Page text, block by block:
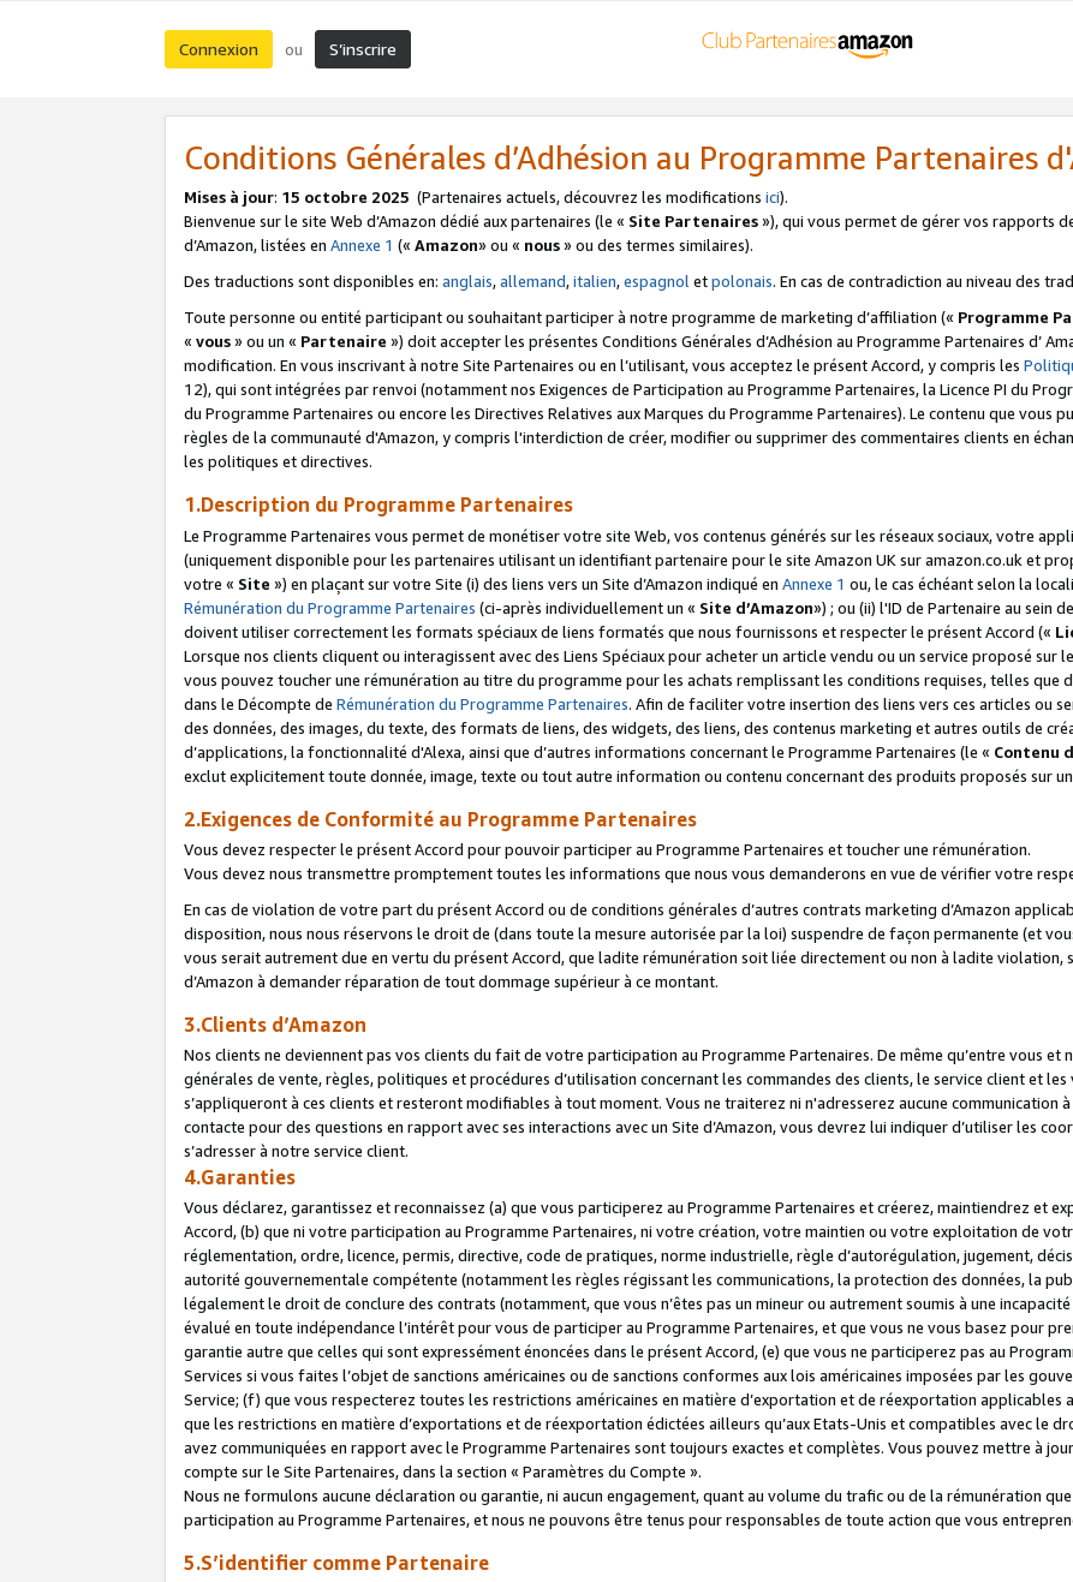
Connexion ou S’inscrire
Conditions Générales d’Adhésion au Programme Partenaires
Mises à jour: 15 octobre 2025 (Partenaires actuels, découvrez les modifications ici).
Bienvenue sur le site Web d’Amazon dédié aux partenaires (le « Site Partenaires»), qui vous permet de gérer vos rapports
d’Amazon, listées en Annexe 1 (« Amazon» ou « nous» ou des termes similaires).
Des traductions sont disponibles en: anglais,allemand,italien,espagnoletpolonais. En cas de contradiction au niveau des
Toute personne ou entité participant ou souhaitant participer à notre programme de marketing d’affiliation (« Programme
« vous» ou un « Partenaire ») doit accepter les présentes Conditions Générales d’Adhésion au Programme Partenaires d’
modification. En vous inscrivant à notre Site Partenaires ou en l’utilisant, vous acceptez le présent Accord, y compris les
12), qui sont intégrées par renvoi (notamment nos Exigences de Participation au Programme Partenaires, la Licence PI du
du Programme Partenaires ou encore les Directives Relatives aux Marques du Programme Partenaires). Le contenu que vous
règles de la communauté d'Amazon, y compris l'interdiction de créer, modifier ou supprimer des commentaires clients en
les politiques et directives.
1.Description du Programme Partenaires
Le Programme Partenaires vous permet de monétiser votre site Web, vos contenus générés sur les réseaux sociaux, votre
(uniquement disponible pour les partenaires utilisant un identifiant partenaire pour le site Amazon UK sur amazon.co.uk et
votre « Site ») en plaçant sur votre Site (i) des liens vers un Site d’Amazon indiqué en Annexe 1 ou, le cas échéant selon la
Rémunération du Programme Partenaires (ci-après individuellement un « Site d’Amazon») ; ou (ii) l'ID de Partenaire au sein
doivent utiliser correctement les formats spéciaux de liens formatés que nous fournissons et respecter le présent Accord («
Lorsque nos clients cliquent ou interagissent avec des Liens Spéciaux pour acheter un article vendu ou un service proposé sur
vous pouvez toucher une rémunération au titre du programme pour les achats remplissant les conditions requises, telles que
dans le Décompte de Rémunération du Programme Partenaires. Afin de faciliter votre insertion des liens vers ces articles ou
des données, des images, du texte, des formats de liens, des widgets, des liens, des contenus marketing et autres outils de
d’applications, la fonctionnalité d'Alexa, ainsi que d’autres informations concernant le Programme Partenaires (le « Contenu
exclut explicitement toute donnée, image, texte ou tout autre information ou contenu concernant des produits proposés sur un
2.Exigences de Conformité au Programme Partenaires
Vous devez respecter le présent Accord pour pouvoir participer au Programme Partenaires et toucher une rémunération.
Vous devez nous transmettre promptement toutes les informations que nous vous demanderons en vue de vérifier votre
En cas de violation de votre part du présent Accord ou de conditions générales d’autres contrats marketing d’Amazon
disposition, nous nous réservons le droit de (dans toute la mesure autorisée par la loi) suspendre de façon permanente (et
vous serait autrement due en vertu du présent Accord, que ladite rémunération soit liée directement ou non à ladite
d’Amazon à demander réparation de tout dommage supérieur à ce montant.
3.Clients d’Amazon
Nos clients ne deviennent pas vos clients du fait de votre participation au Programme Partenaires. De même qu’entre vous
générales de vente, règles, politiques et procédures d’utilisation concernant les commandes des clients, le service client et
s’appliqueront à ces clients et resteront modifiables à tout moment. Vous ne traiterez ni n'adresserez aucune communication à
contacte pour des questions en rapport avec ses interactions avec un Site d’Amazon, vous devrez lui indiquer d’utiliser les
s’adresser à notre service client.
4.Garanties
Vous déclarez, garantissez et reconnaissez (a) que vous participerez au Programme Partenaires et créerez, maintiendrez et
Accord, (b) que ni votre participation au Programme Partenaires, ni votre création, votre maintien ou votre exploitation de
réglementation, ordre, licence, permis, directive, code de pratiques, norme industrielle, règle d’autorégulation, jugement,
autorité gouvernementale compétente (notamment les règles régissant les communications, la protection des données, la
légalement le droit de conclure des contrats (notamment, que vous n’êtes pas un mineur ou autrement soumis à une
évalué en toute indépendance l’intérêt pour vous de participer au Programme Partenaires, et que vous ne vous basez pour
garantie autre que celles qui sont expressément énoncées dans le présent Accord, (e) que vous ne participerez pas au
Services si vous faites l’objet de sanctions américaines ou de sanctions conformes aux lois américaines imposées par les
Service; (f) que vous respecterez toutes les restrictions américaines en matière d’exportation et de réexportation applicables
que les restrictions en matière d’exportations et de réexportation édictées ailleurs qu’aux Etats-Unis et compatibles avec le
avez communiquées en rapport avec le Programme Partenaires sont toujours exactes et complètes. Vous pouvez mettre à
compte sur le Site Partenaires, dans la section « Paramètres du Compte ».
Nous ne formulons aucune déclaration ou garantie, ni aucun engagement, quant au volume du trafic ou de la rémunération
participation au Programme Partenaires, et nous ne pouvons être tenus pour responsables de toute action que vous
5.S’identifier comme Partenaire